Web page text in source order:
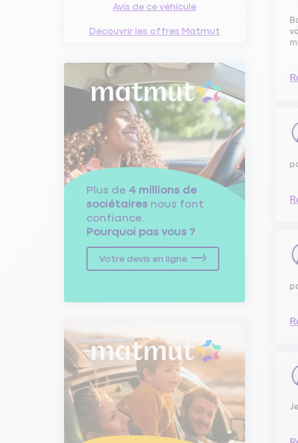
Avis de ce véhicule
Découvrir les offres Matmut
Plus de 4 millions de
sociétaires nous font
confiance.
Pourquoi pas vous ?
Votre devis en ligne